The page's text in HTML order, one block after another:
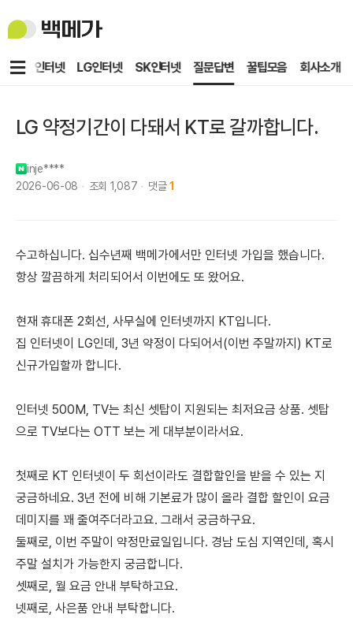
백
메
KT인터넷 LG인터넷 SK인터넷 질문답변 꿀팁모음 회사소개
메
LG 약정기간이 다돼서 KT로 갈까합니다.
inje****
2026-06-08
조회 1,087 댓글 1
수고하십니다. 십수년째 백메가에서만 인터넷 가입을 했습니다.
항상 깔끔하게 처리되어서 이번에도 또 왔어요.
현재 휴대폰 2회선, 사무실에 인터넷까지 KT입니다.
집 인터넷이 LG인데, 3년 약정이 다되어서(이번 주말까지) KT로
신규가입할까 합니다.
인터넷 500M, TV는 최신 셋탑이 지원되는 최저요금 상품. 셋탑
으로 TV보다는 OTT 보는 게 대부분이라서요.
첫째로 KT 인터넷이 두 회선이라도 결합할인을 받을 수 있는 지
궁금하네요. 3년 전에 비해 기본료가 많이 올라 결합 할인이 요금
데미지를 꽤 줄여주더라고요. 그래서 궁금하구요.
둘째로, 이번 주말이 약정만료일입니다. 경남 도심 지역인데, 혹시
주말 설치가 가능한지 궁금합니다.
셋째로, 월 요금 안내 부탁하고요.
넷째로, 사은품 안내 부탁합니다.